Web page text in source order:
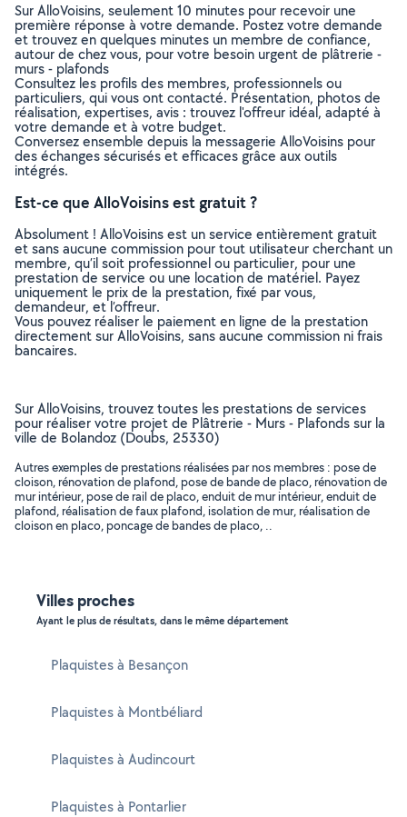
Sur AlloVoisins, seulement 10 minutes pour recevoir une
première réponse à votre demande. Postez votre demande
et trouvez en quelques minutes un membre de confiance,
autour de chez vous, pour votre besoin urgent de plâtrerie -
murs - plafonds
Consultez les profils des membres, professionnels ou
particuliers, qui vous ont contacté. Présentation, photos de
réalisation, expertises, avis : trouvez l'offreur idéal, adapté à
votre demande et à votre budget.
Conversez ensemble depuis la messagerie AlloVoisins pour
des échanges sécurisés et efficaces grâce aux outils
intégrés.
Est-ce que AlloVoisins est gratuit ?
Absolument ! AlloVoisins est un service entièrement gratuit
et sans aucune commission pour tout utilisateur cherchant un
membre, qu’il soit professionnel ou particulier, pour une
prestation de service ou une location de matériel. Payez
uniquement le prix de la prestation, fixé par vous,
demandeur, et l’offreur.
Vous pouvez réaliser le paiement en ligne de la prestation
directement sur AlloVoisins, sans aucune commission ni frais
bancaires.
Sur AlloVoisins, trouvez toutes les prestations de services
pour réaliser votre projet de Plâtrerie - Murs - Plafonds sur la
ville de Bolandoz (Doubs, 25330)
Autres exemples de prestations réalisées par nos membres : pose de
cloison, rénovation de plafond, pose de bande de placo, rénovation de
mur intérieur, pose de rail de placo, enduit de mur intérieur, enduit de
plafond, réalisation de faux plafond, isolation de mur, réalisation de
cloison en placo, poncage de bandes de placo, ..
Villes proches
Ayant le plus de résultats, dans le même département
Plaquistes à Besançon
Plaquistes à Montbéliard
Plaquistes à Audincourt
Plaquistes à Pontarlier